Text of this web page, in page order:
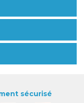
sécurisé